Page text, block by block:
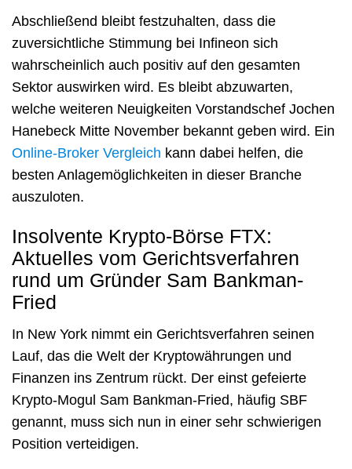
Abschließend bleibt festzuhalten, dass die
zuversichtliche Stimmung bei Infineon sich
wahrscheinlich auch positiv auf den gesamten
Sektor auswirken wird. Es bleibt abzuwarten,
welche weiteren Neuigkeiten Vorstandschef Jochen
Hanebeck Mitte November bekannt geben wird. Ein
Online-Broker Vergleich kann dabei helfen, die
besten Anlagemöglichkeiten in dieser Branche
auszuloten.
Insolvente Krypto-Börse FTX:
Aktuelles vom Gerichtsverfahren
rund um Gründer Sam Bankman-
Fried
In New York nimmt ein Gerichtsverfahren seinen
Lauf, das die Welt der Kryptowährungen und
Finanzen ins Zentrum rückt. Der einst gefeierte
Krypto-Mogul Sam Bankman-Fried, häufig SBF
genannt, muss sich nun in einer sehr schwierigen
Position verteidigen.